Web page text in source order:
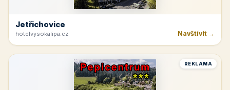
Jetřichovice
hotelvysokalipa.cz Navštívit →
REKLAMA